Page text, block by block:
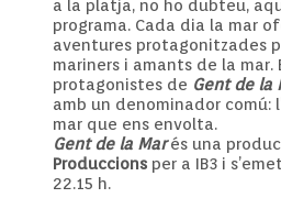
a la platja, no ho dubteu,
programa. Cada dia la mar
aventures protagonitzades
mariners i amants de la mar.
protagonistes de Gent de la
amb un denominador comú:
mar que ens envolta.
Gent de la Marés una
Produccions per a IB3 i
22.15 h.